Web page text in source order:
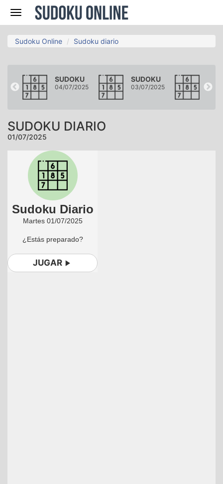
Navegación
Sudoku Online Sudoku diario
SUDOKU
04/07/2025
SUDOKU
03/07/2025 02/
SUDOKU DIARIO
01/07/2025
Sudoku Diario
Martes 01/07/2025
¿Estás preparado?
JUGAR